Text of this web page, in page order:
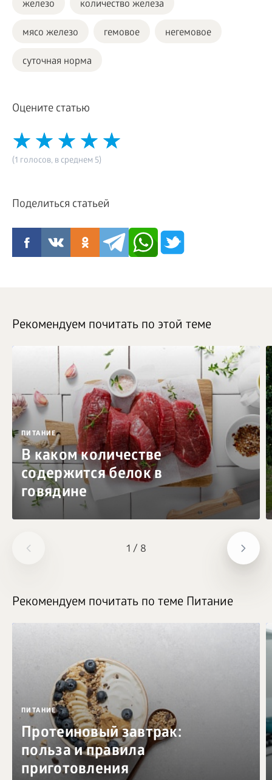
железо количество железа
мясо железо гемовое негемовое
суточная норма
Оцените статью
(1 голосов, в среднем 5)
Поделиться статьей
1 / 8
Рекомендуем почитать по этой теме
ПИТАНИЕ
В каком количестве
содержится белок в
говядине
Рекомендуем почитать по теме Питание
ПИТАНИЕ
Протеиновый завтрак:
польза и правила
приготовления